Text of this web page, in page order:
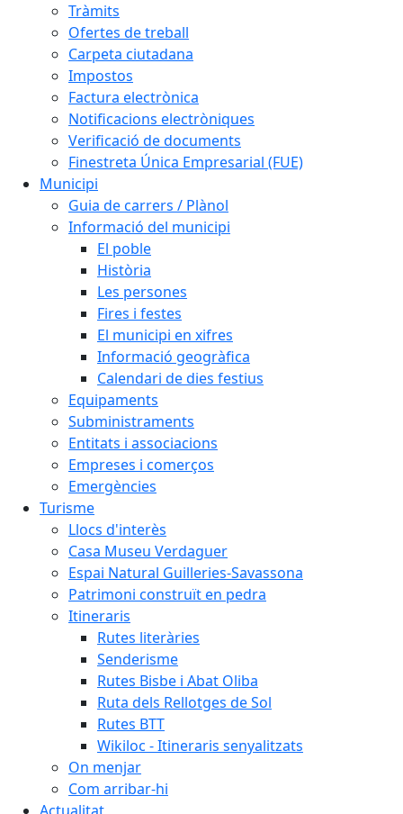
Tràmits
Ofertes de treball
Carpeta ciutadana
Impostos
Factura electrònica
Notificacions electròniques
Verificació de documents
Finestreta Única Empresarial (FUE)
Municipi
Guia de carrers / Plànol
Informació del municipi
El poble
Història
Les persones
Fires i festes
El municipi en xifres
Informació geogràfica
Calendari de dies festius
Equipaments
Subministraments
Entitats i associacions
Empreses i comerços
Emergències
Turisme
Llocs d'interès
Casa Museu Verdaguer
Espai Natural Guilleries-Savassona
Patrimoni construït en pedra
Itineraris
Rutes literàries
Senderisme
Rutes Bisbe i Abat Oliba
Ruta dels Rellotges de Sol
Rutes BTT
Wikiloc - Itineraris senyalitzats
On menjar
Com arribar-hi